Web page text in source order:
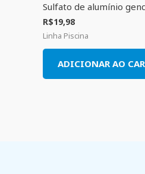
Sulfato de alumínio
R$19,98
Linha Piscina
ADICIONAR AO